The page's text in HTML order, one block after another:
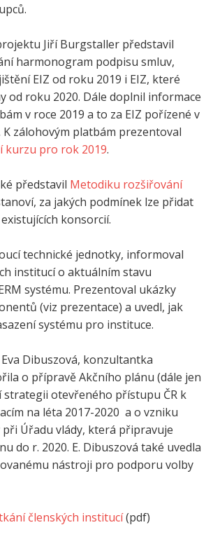
Jiří Burgstaller představil
harmonogram podpisu smluv,
EIZ od roku 2019 i EIZ, které
od roku 2020. Dále doplnil informace
v roce 2019 a to za EIZ pořízené v
K zálohovým platbám prezentoval
kurzu pro rok 2019.
představil Metodiku rozšiřování
za jakých podmínek lze přidat
konsorcií.
technické jednotky, informoval
institucí o aktuálním stavu
systému. Prezentoval ukázky
(viz prezentace) a uvedl, jak
systému pro instituce.
Dibuszová, konzultantka
o přípravě Akčního plánu (dále jen
strategii otevřeného přístupu ČR k
na léta 2017-2020 a o vzniku
Úřadu vlády, která připravuje
do r. 2020. E. Dibuszová také uvedla
nástroji pro podporu volby
členských institucí(pdf)